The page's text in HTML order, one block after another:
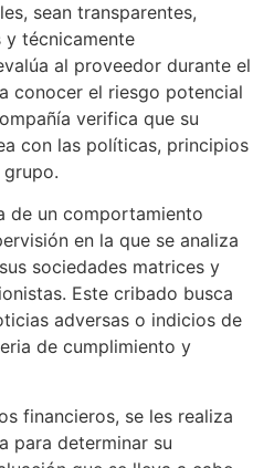
sean transparentes,
y técnicamente
al proveedor durante el
conocer el riesgo potencial
verifica que su
con las políticas, principios
de un comportamiento
en la que se analiza
sociedades matrices y
Este cribado busca
adversas o indicios de
de cumplimiento y
financieros, se les realiza
para determinar su